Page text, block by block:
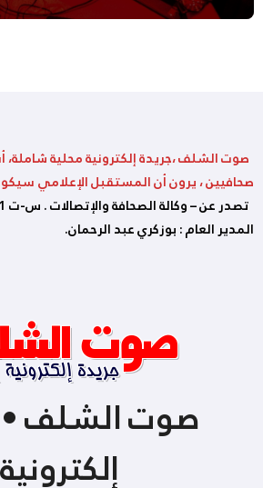
صوت الشلف ،جريدة إلكترونية محلية
صحافيين ، يرون أن المستقبل الإعلامي
المدير العام : بوزكري عبد الرحمان.
صوت الشلف •
إلكترونية